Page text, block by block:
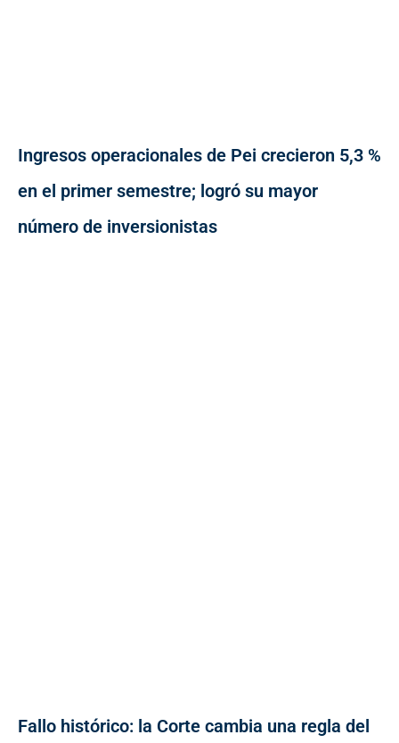
Ingresos operacionales de Pei crecieron 5,3 %
en el primer semestre; logró su mayor
número de inversionistas
Fallo histórico: la Corte cambia una regla del